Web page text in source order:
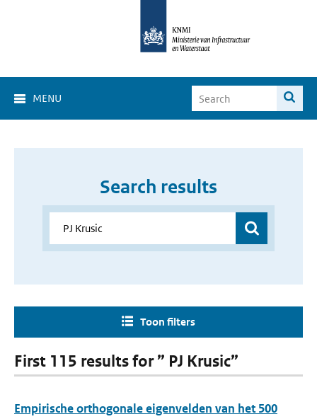
MENU
Search results
Toon filters
First 115 results for ” PJ Krusic”
Empirische orthogonale eigenvelden van het 500